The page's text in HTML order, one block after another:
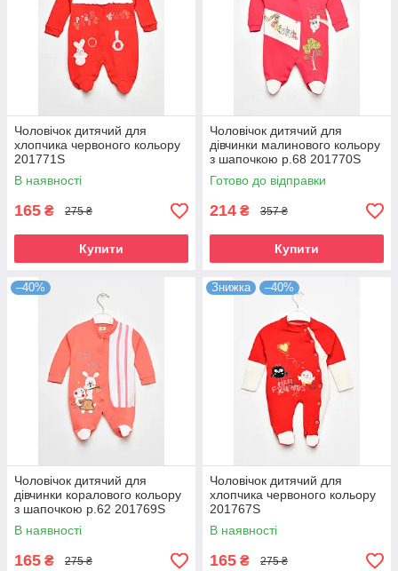
Чоловічок дитячий для
хлопчика червоного кольору
201771S
В наявності
165 ₴ 275 ₴
Купити
Чоловічок дитячий для
дівчинки малинового кольору
з шапочкою р.68 201770S
Готово до відправки
214 ₴ 357 ₴
Купити
–40%
Чоловічок дитячий для
дівчинки коралового кольору
з шапочкою р.62 201769S
В наявності
165 ₴ 275 ₴
Знижка –40%
Чоловічок дитячий для
хлопчика червоного кольору
201767S
В наявності
165 ₴ 275 ₴